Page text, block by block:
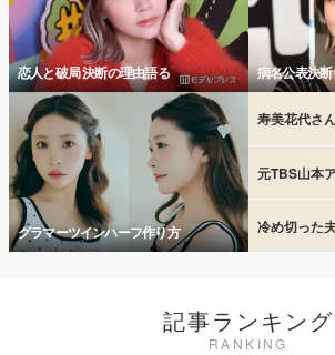
恋人と破局 決断の理由語る 病名公表決
グラマーツインハーフ作り方
寿美花代さ
元TBS山本
冷め切った
記事ランキング
RANKING